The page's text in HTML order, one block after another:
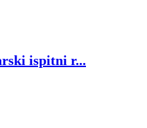
ispitni r...